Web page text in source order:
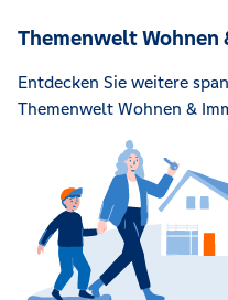
Themenwelt Wohnen
Entdecken Sie weitere
Themenwelt Wohnen &